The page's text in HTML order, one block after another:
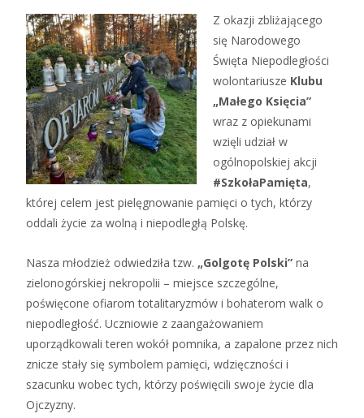
Z okazji zbliżającego
się Narodowego
Święta Niepodległości
wolontariusze Klubu
„Małego Księcia”
wraz z opiekunami
wzięli udział w
ogólnopolskiej akcji
#SzkołaPamięta,
której celem jest pielęgnowanie pamięci o tych, którzy
oddali życie za wolną i niepodległą Polskę.
Nasza młodzież odwiedziła tzw. „Golgotę Polski” na
zielonogórskiej nekropolii – miejsce szczególne,
poświęcone ofiarom totalitaryzmów i bohaterom walk o
niepodległość. Uczniowie z zaangażowaniem
uporządkowali teren wokół pomnika, a zapalone przez nich
znicze stały się symbolem pamięci, wdzięczności i
szacunku wobec tych, którzy poświęcili swoje życie dla
Ojczyzny.